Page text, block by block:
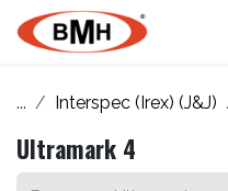
Ir al contenido
... Interspec (Irex) (J&J)
Ultramark 4